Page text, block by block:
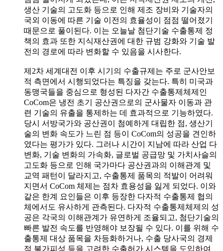
생산 기술의 고도화 등으로 인해 제조 장비와 기술자의
국외 이동에 따른 기술 이전의 효율성이 점점 떨어졌기
때문으로 풀이된다. 이는 오늘날 첨단기술 수출통제 정
책의 효과 또한 지식재산권에 대한 규범 강화와 기술 발
전의 경로에 따라 변화할 수 있음을 시사한다.
제2차 세계대전 이후 시기의 수출규제는 주로 군사안보
적 측면에서 시행되었다는 특징을 갖는다. 특히 미국과
동맹국들을 중심으로 형성된 다자간 수출통제체제인
CoCom은 냉전 초기 공산권으로의 군사물자 이동과 관
련 기술의 유출을 통제하는 데 효과적으로 기능하였다.
당시 서방국가와 공산권이 첨예하게 대립한 점, 생산기
술의 변화 속도가 느린 점 등이 CoCom의 성공을 견인하
였다는 평가가 있다. 그러나 시간이 지남에 따라 산업 다
변화, 기술 변화의 가속화, 글로벌 공급망 및 가치사슬의
고도화 등으로 인해 국가마다 공산권과의 이해관계 및
교역 패턴이 달라지고, 수출통제 품목의 적발이 어려워
지면서 CoCom 체제는 점차 효용성을 잃게 되었다. 이와
같은 한계 요인들은 이후 등장한 다자적 수출통제 협의
체에서도 유사하게 관측된다. 다자적 수출통제체제의 성
공은 각국의 이해관계가 유연하게 조율되고, 첨단기술의
빠른 발전 속도를 반영해야 보장될 수 있다. 이를 위해 수
출통제 대상 품목을 차등화하거나, 수출 당사국의 경제
적 불가피성 등을 고려한 수출허가 시스템을 도입하여